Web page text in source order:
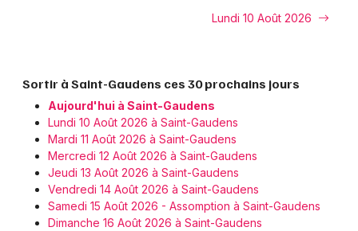
Lundi 10 Août 2026
Sortir à Saint-Gaudens ces 30 prochains jours
Aujourd'hui à Saint-Gaudens
Lundi 10 Août 2026 à Saint-Gaudens
Mardi 11 Août 2026 à Saint-Gaudens
Mercredi 12 Août 2026 à Saint-Gaudens
Jeudi 13 Août 2026 à Saint-Gaudens
Vendredi 14 Août 2026 à Saint-Gaudens
Samedi 15 Août 2026 - Assomption à Saint-Gaudens
Dimanche 16 Août 2026 à Saint-Gaudens